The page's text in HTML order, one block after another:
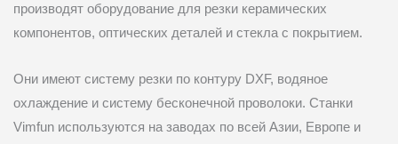
производят оборудование для резки керамических
компонентов, оптических деталей и стекла с покрытием.
Они имеют систему резки по контуру DXF, водяное
охлаждение и систему бесконечной проволоки. Станки
Vimfun используются на заводах по всей Азии, Европе и